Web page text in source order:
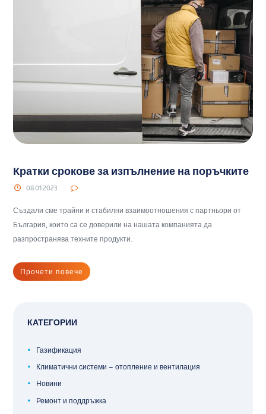
Кратки срокове за изпълнение на поръчките
08.01.2023
Създали сме трайни и стабилни взаимоотношения с партньори от
България, които са се доверили на нашата компанията да
разпространява техните продукти.
Прочети повече
КАТЕГОРИИ
Газификация
Климатични системи – отопление и вентилация
Новини
Ремонт и поддръжка